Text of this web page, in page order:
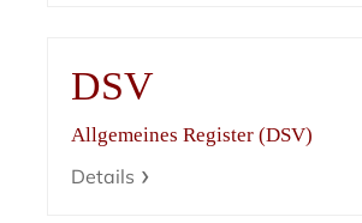
DSV
Allgemeines Register (DSV)
Details